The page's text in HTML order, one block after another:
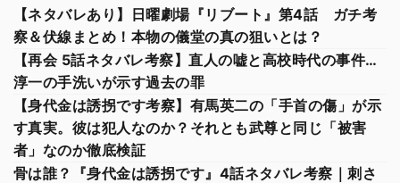
【ネタバレあり】日曜劇場『リブート』第4話 ガチ考
察＆伏線まとめ！本物の儀堂の真の狙いとは？
【再会 5話ネタバレ考察】直人の嘘と高校時代の事件…
淳一の手洗いが示す過去の罪
【身代金は誘拐です考察】有馬英二の「手首の傷」が示
す真実。彼は犯人なのか？それとも武尊と同じ「被害
者」なのか徹底検証
骨は誰？『身代金は誘拐です』4話ネタバレ考察｜刺さ